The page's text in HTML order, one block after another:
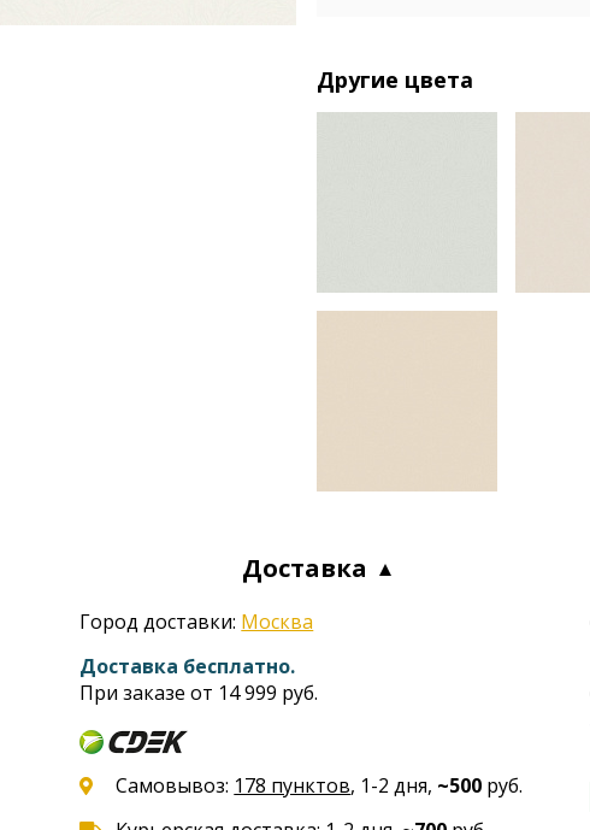
Другие цвета
Доставка
Город доставки: Москва
Доставка бесплатно.
При заказе от 14 999 руб.
Самовывоз: 178 пунктов, 1-2 дня, ~500 руб.